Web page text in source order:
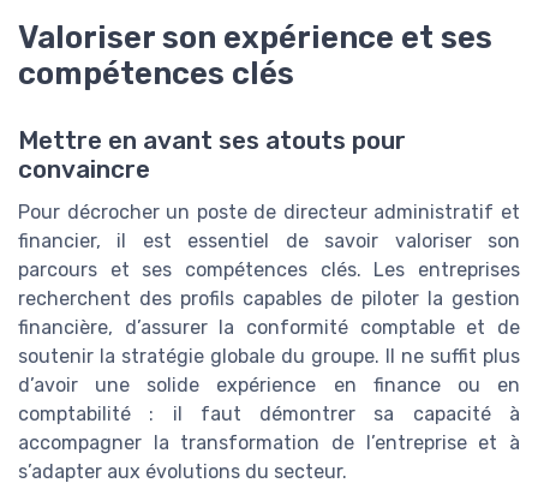
Valoriser son expérience et ses
compétences clés
Mettre en avant ses atouts pour
convaincre
Pour décrocher un poste de directeur administratif et
financier, il est essentiel de savoir valoriser son
parcours et ses compétences clés. Les entreprises
recherchent des profils capables de piloter la gestion
financière, d’assurer la conformité comptable et de
soutenir la stratégie globale du groupe. Il ne suffit plus
d’avoir une solide expérience en finance ou en
comptabilité : il faut démontrer sa capacité à
accompagner la transformation de l’entreprise et à
s’adapter aux évolutions du secteur.